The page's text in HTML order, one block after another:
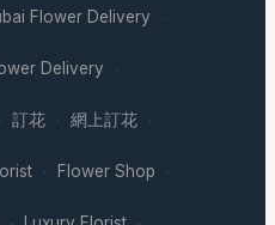
Flower Delivery ·
Delivery ·
訂花 · 網上訂花 ·
· Flower Shop ·